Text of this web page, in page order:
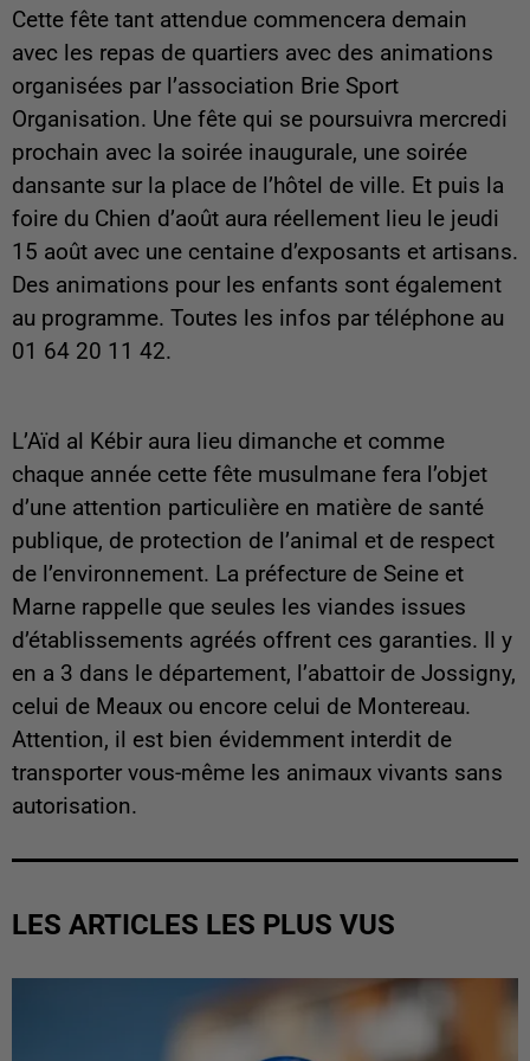
Cette fête tant attendue commencera demain
avec les repas de quartiers avec des animations
organisées par l’association Brie Sport
Organisation. Une fête qui se poursuivra mercredi
prochain avec la soirée inaugurale, une soirée
dansante sur la place de l’hôtel de ville. Et puis la
foire du Chien d’août aura réellement lieu le jeudi
15 août avec une centaine d’exposants et artisans.
Des animations pour les enfants sont également
au programme. Toutes les infos par téléphone au
01 64 20 11 42.
L’Aïd al Kébir aura lieu dimanche et comme
chaque année cette fête musulmane fera l’objet
d’une attention particulière en matière de santé
publique, de protection de l’animal et de respect
de l’environnement. La préfecture de Seine et
Marne rappelle que seules les viandes issues
d’établissements agréés offrent ces garanties. Il y
en a 3 dans le département, l’abattoir de Jossigny,
celui de Meaux ou encore celui de Montereau.
Attention, il est bien évidemment interdit de
transporter vous-même les animaux vivants sans
autorisation.
LES ARTICLES LES PLUS VUS